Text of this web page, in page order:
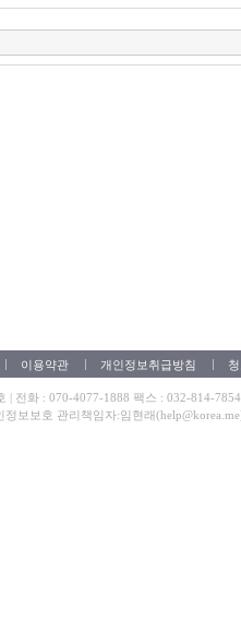
이용약관 개인정보취급방침
| 전화 : 070-4077-1888 팩스 : 032-814-7854
보보호 관리책임자:임현래